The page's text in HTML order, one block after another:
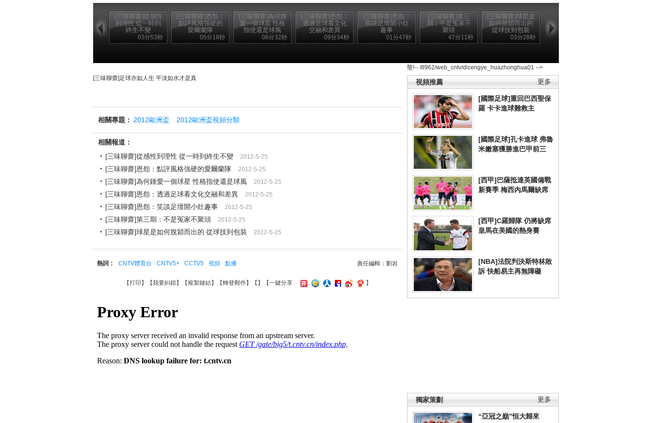
[三味聊齋]從感性
到理性 從一時到
終生不變
03分53秒
[三味聊齋]恩怨：
點評風格強硬的
愛爾蘭隊
05分18秒
[三味聊齋]為何鍾
愛一個球星 性格
指使還是球風
06分32秒
[三味聊齋]恩怨：
透過足球看文化
交融和差異
09分34秒
[三味聊齋]恩怨：
笑談足壇開小灶
趣事
01分47秒
[三味聊齋]第三
期：不是冤家不
聚頭
47分11秒
[三味聊齋]球星是
如何脫穎而出的
從球技到包裝
03分28秒
壟!-- /8962/web_cntv/dicengye_huazhonghua01 -->
更多
視頻推薦
[國際足球]重回巴西聖保
羅 卡卡進球難救主
[國際足球]孔卡進球 弗魯
米嫩塞獲勝進巴甲前三
[西甲]巴薩抵達英國備戰
新賽季 梅西內馬爾缺席
[西甲]C羅歸隊 仍將缺席
皇馬在美國的熱身賽
[NBA]法院判決斯特林敗
訴 快船易主再無障礙
更多
獨家策劃
“亞冠之巔”恒大歸來
[三味聊齋]足球亦如人生 平淡如水才是真
相關專題： 2012歐洲盃 2012歐洲盃視頻分類
相關報道：
[三味聊齋]從感性到理性 從一時到終生不變
2012-5-25
[三味聊齋]恩怨：點評風格強硬的愛爾蘭隊 2012-5-25
[三味聊齋]為何鍾愛一個球星 性格指使還是球風 2012-5-25
[三味聊齋]恩怨：透過足球看文化交融和差異 2012-5-25
[三味聊齋]恩怨：笑談足壇開小灶趣事 2012-5-25
[三味聊齋]第三期：不是冤家不聚頭 2012-5-25
[三味聊齋]球星是如何脫穎而出的 從球技到包裝 2012-5-25
責任編輯：劉岩
熱詞： CNTV體育台 CNTV5+ CCTV5 視頻 點播
【打印 】【我要糾錯】【複製鏈結】【轉發郵件】【 】 【一鍵分享 】